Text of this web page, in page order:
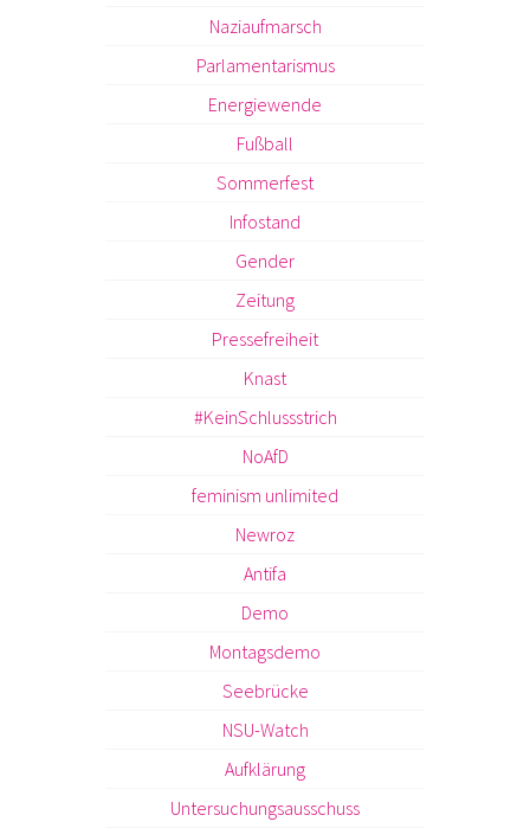
Naziaufmarsch
Parlamentarismus
Energiewende
Fußball
Sommerfest
Infostand
Gender
Zeitung
Pressefreiheit
Knast
#KeinSchlussstrich
NoAfD
feminism unlimited
Newroz
Antifa
Demo
Montagsdemo
Seebrücke
NSU-Watch
Aufklärung
Untersuchungsausschuss